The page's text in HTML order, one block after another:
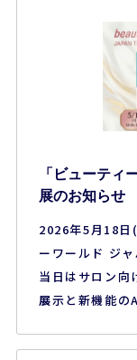
「ビューティ
展のお知らせ
2026年5月18
ーワールド ジ
当日はサロン向
展示と新機能の
ワールド ジャ